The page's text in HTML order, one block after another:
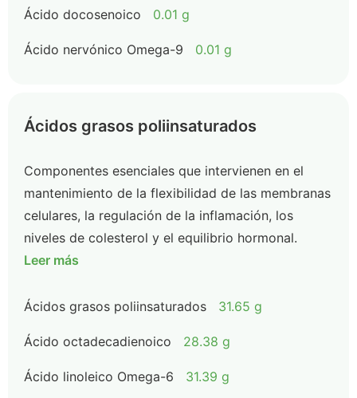
Ácido docosenoico 0.01 g
Ácido nervónico Omega-9 0.01 g
Ácidos grasos poliinsaturados
Componentes esenciales que intervienen en el
mantenimiento de la flexibilidad de las membranas
celulares, la regulación de la inflamación, los
niveles de colesterol y el equilibrio hormonal.
Leer más
Ácidos grasos poliinsaturados 31.65 g
Ácido octadecadienoico 28.38 g
Ácido linoleico Omega-6 31.39 g